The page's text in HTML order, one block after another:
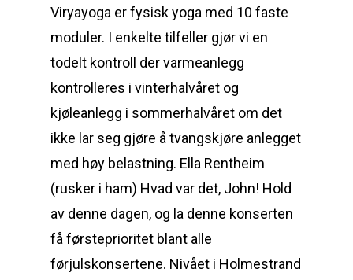
Viryayoga er fysisk yoga med 10 faste
moduler. I enkelte tilfeller gjør vi en
todelt kontroll der varmeanlegg
kontrolleres i vinterhalvåret og
kjøleanlegg i sommerhalvåret om det
ikke lar seg gjøre å tvangskjøre anlegget
med høy belastning. Ella Rentheim
(rusker i ham) Hvad var det, John! Hold
av denne dagen, og la denne konserten
få førsteprioritet blant alle
førjulskonsertene. Nivået i Holmestrand